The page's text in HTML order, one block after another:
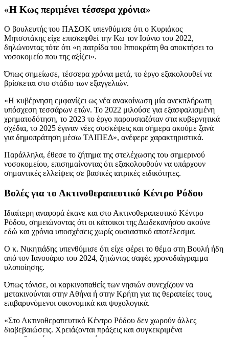
«Η Κως περιμένει τέσσερα χρόνια»
Ο βουλευτής του ΠΑΣΟΚ υπενθύμισε ότι ο Κυριάκος
Μητσοτάκης είχε επισκεφθεί την Κω τον Ιούνιο του 2022,
δηλώνοντας τότε ότι «η πατρίδα του Ιπποκράτη θα αποκτήσει το
νοσοκομείο που της αξίζει».
Όπως σημείωσε, τέσσερα χρόνια μετά, το έργο εξακολουθεί να
βρίσκεται στο στάδιο των εξαγγελιών.
«Η κυβέρνηση εμφανίζει ως νέα ανακοίνωση μία ανεκπλήρωτη
υπόσχεση τεσσάρων ετών. Το 2022 μιλούσε για εξασφαλισμένη
χρηματοδότηση, το 2023 το έργο παρουσιαζόταν στα κυβερνητικά
σχέδια, το 2025 έγιναν νέες συσκέψεις και σήμερα ακούμε ξανά
για δημοπράτηση μέσω ΤΑΙΠΕΔ», ανέφερε χαρακτηριστικά.
Παράλληλα, έθεσε το ζήτημα της στελέχωσης του σημερινού
νοσοκομείου, επισημαίνοντας ότι εξακολουθούν να υπάρχουν
σημαντικές ελλείψεις σε βασικές ιατρικές ειδικότητες.
Βολές για το Ακτινοθεραπευτικό Κέντρο Ρόδου
Ιδιαίτερη αναφορά έκανε και στο Ακτινοθεραπευτικό Κέντρο
Ρόδου, σημειώνοντας ότι οι κάτοικοι της Δωδεκανήσου ακούνε
εδώ και χρόνια υποσχέσεις χωρίς ουσιαστικό αποτέλεσμα.
Ο κ. Νικητιάδης υπενθύμισε ότι είχε φέρει το θέμα στη Βουλή ήδη
από τον Ιανουάριο του 2024, ζητώντας σαφές χρονοδιάγραμμα
υλοποίησης.
Όπως τόνισε, οι καρκινοπαθείς των νησιών συνεχίζουν να
μετακινούνται στην Αθήνα ή στην Κρήτη για τις θεραπείες τους,
επιβαρυνόμενοι οικονομικά και ψυχολογικά.
«Στο Ακτινοθεραπευτικό Κέντρο Ρόδου δεν χωρούν άλλες
διαβεβαιώσεις. Χρειάζονται πράξεις και συγκεκριμένα